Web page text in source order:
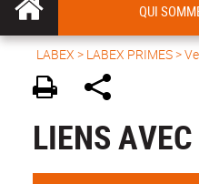
QUI
LABEX > LABEX PRIMES>
LIENS